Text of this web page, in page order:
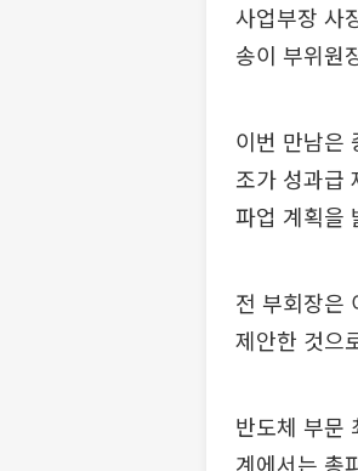
사업부장 사
송이 부위원
이번 만남은
조가 성과급
파업 계획을
전 부회장은
제안한 것으
반도체 부문
계에서는 총